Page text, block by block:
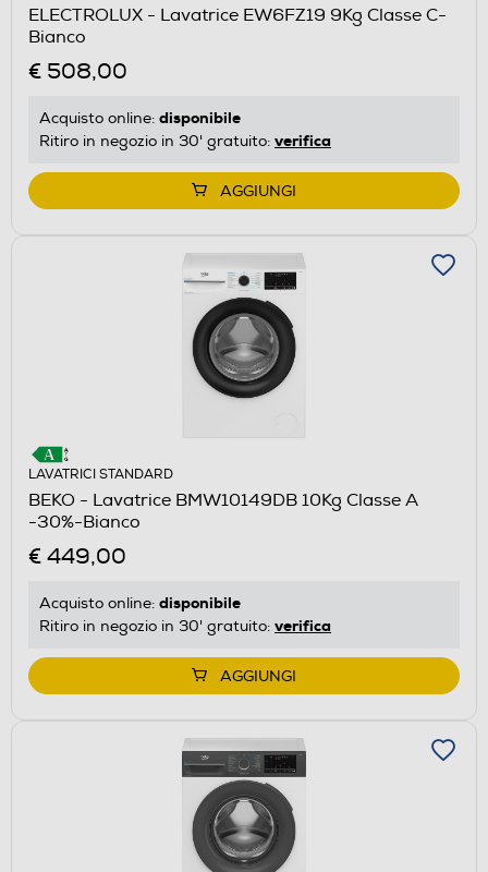
ELECTROLUX - Lavatrice EW6FZ19 9Kg Classe C-
Bianco
€ 508,00
Acquisto online: disponibile
Ritiro in negozio in 30' gratuito: verifica
AGGIUNGI
LAVATRICI STANDARD
BEKO - Lavatrice BMW10149DB 10Kg Classe A
-30%-Bianco
€ 449,00
Acquisto online: disponibile
Ritiro in negozio in 30' gratuito: verifica
AGGIUNGI